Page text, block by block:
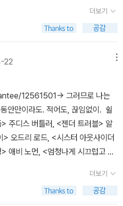
호였다.말년에 가서야 넌지시 커밍아
애자 진영의 용어를 가져다가 대
도가 무엇이었는지에 대해서는 여
면 홍석천이 시트콤 출연 당시 동
어를 종종 집어넣었다고 회고했던
넌지시 알린 것은 아닐까.하지만 유
'라는 단어도 지금은 망각된 편이
다 된 손택의 에세이와 관련해서
한때는 여러 현악기와 어깨를 나란
슈베르트의 소나타 제목으로만 음
'과 '아르페지오'의 운명과도 비슷하
운데 하나로 보이기 때문이다. 성
마찬가지여서, 다니엘 슈라이버의
막 버전- 이젠 아무 페이지나 펼쳐
의 문제 등 <시녀 이야기>와 함께
중 하나. 대부분의 후속작은 전작을
작품이기에 <시녀 이야기들>보다
읽어도 질리지 않을 작품. 나보코프
적 희열을 느낄 수 있다는 것을 입증
라면 <롤리타>가 아니라 단연 이 책
태클을 거는 발저의 생각이 집약된
국의 페미니즘을 말할 수 있을까.
페미니즘, 동물권, 채식주의 모든 것
동안 만난 코맥 매카시가 어느 순간
작을 다 읽겠다! 하던 의지는 좀 사
싶어져서 또(!) 샀다. 과거의 내가 좋
전히 좋을까? 지금 읽으면 너무 구
샀다. 저때도 저 띠지 문구가 있
설. 나 이제 소설 완독 유경험자 이
어디 한 번 확인해보자. 오래전
이>를 봤을 때 아킬레우스의 노예
에 돌아와 <그리스로마 신화사전>
아 감금해두고 강간하는 장면이었
위기랄까. 그런데 <침묵은 여자가 되
는 거다. 와 너무 궁금하다. 마침
있을지도 모르겠다. 어쨌건 이 책
의 가지가 많이 뻗어나가가게 하는
. 미용성형수술 산업은 건강한 것
창하고 있다. 지금 미용성형외
역사적 선례가 있다. 수전 손택 Sus
llness asMetaphor》에서 말했듯
사회가 자신의 목적을 위해 내리
전부터 여성을 통제할 목적으로 여
성형수술 시대가 여성에게 가하
여성을 병들게 하고 능동적 여성
공공연한 재연이다. 미용성형수
심리와 욕망, 충동을 병적인것으
를 넘겨받았다. - P352미용, 다이어
더보기
22
12561501→ 그러므로 나는
만이라도. 적어도, 끊임없이. 쉴
주디스 버틀러, <젠더 트러블> 알
오드리 로드, <시스터 아웃사이더
애비 노먼, <엄청나게 시끄럽고 지
사들의 열두 달 학교 생활> 윤유석,
뉴필로소퍼 12 <가족으로 살아간
더보기